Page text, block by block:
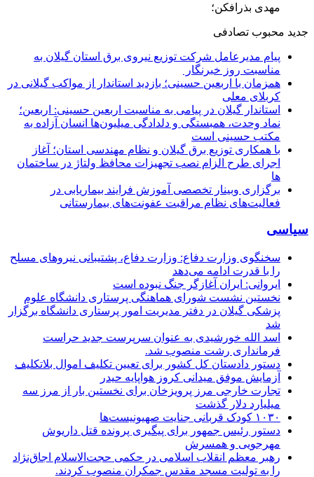
مهدی بذرافکن؛
جدید محبوب تصادفی
پیام مدیرعامل شركت توزیع نیروی برق استان گیلان به
مناسبت روز خبرنگار ‌
همزمان با اربعین حسینی؛ بازدید استاندار از مواکب گیلانی در
کربلای معلی
استاندار گیلان در پیامی به مناسبت اربعین حسینی: اربعین؛
نماد وحدت، همبستگی و دلدادگی میلیون‌ها انسان آزاده به
مکتب حسینی است
با همکاری توزیع برق گیلان و نظام مهندسی استان؛ آغاز
اجرای طرح الزام نصب تجهیزات محافظ ولتاژ در ساختمان
ها
برگزاری وبینار تخصصی آموزش فرایند بیماریابی در
فعالیت‌های نظام مراقبت عفونت‌های بیمارستانی
سیاسی
سخنگوی وزارت دفاع: وزارت دفاع، پشتیبانی نیرو‌های مسلح
را با قدرت ادامه می‌دهد
ایروانی: ایران آغازگر جنگ نبوده است
نخستین نشست شورای هماهنگی پرستاری دانشگاه علوم
پزشکی گیلان در دفتر مدیریت امور پرستاری دانشگاه برگزار
شد
اسد الله خورشیدی به عنوان سرپرست جدید حراست
فرمانداری رشت منصوب شد.
دستور دادستان کل کشور برای تعیین تکلیف اموال بلاتکلیف
آزمایش موفق میدانی کروز هواپایه حیدر
تجارت خارجی مرز پرویزخان برای نخستین بار از مرز سه
میلیارد دلار گذشت
۱۰۳۰ کودک قربانی جنایت صهیونیست‌ها
دستور رئیس جمهور برای پیگیری پرونده قتل داریوش
مهرجویی و همسرش
رهبر معظم انقلاب اسلامی در حکمی حجت‌الاسلام اجاق‌نژاد
را به تولیت مسجد مقدس جمکران منصوب کردند.